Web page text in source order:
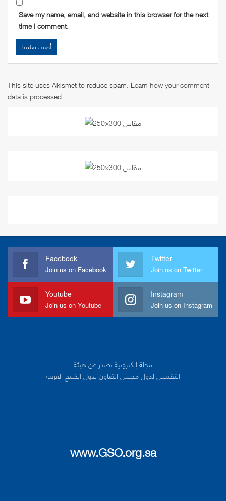
Save my name, email, and website in this browser for the next
time I comment.
This site uses Akismet to reduce spam. Learn how your comment
data is processed.
Facebook
Join us on Facebook
Twitter
Join us on Twitter
Youtube
Join us on Youtube
Instagram
Join us on Instagram
مجلة إلكترونية تصدر عن هيئة
التقييس لدول مجلس التعاون لدول الخليج العربية
www.GSO.org.sa